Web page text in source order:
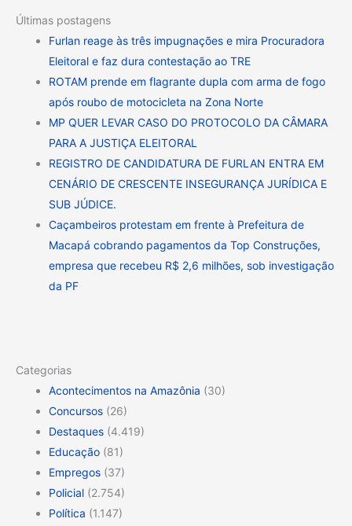
Últimas postagens
Furlan reage às três impugnações e mira Procuradora
Eleitoral e faz dura contestação ao TRE
ROTAM prende em flagrante dupla com arma de fogo
após roubo de motocicleta na Zona Norte
MP QUER LEVAR CASO DO PROTOCOLO DA CÂMARA
PARA A JUSTIÇA ELEITORAL
REGISTRO DE CANDIDATURA DE FURLAN ENTRA EM
CENÁRIO DE CRESCENTE INSEGURANÇA JURÍDICA E
SUB JÚDICE.
Caçambeiros protestam em frente à Prefeitura de
Macapá cobrando pagamentos da Top Construções,
empresa que recebeu R$ 2,6 milhões, sob investigação
da PF
Categorias
Acontecimentos na Amazônia (30)
Concursos (26)
Destaques (4.419)
Educação (81)
Empregos (37)
Policial (2.754)
Política (1.147)